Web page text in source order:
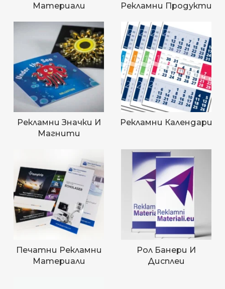
Материали
Рекламни Продукти
Рекламни Значки И
Магнити
Рекламни Календари
Печатни Рекламни
Материали
Рол Банери И
Дисплеи